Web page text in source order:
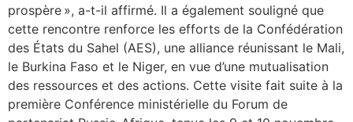
prospère », a-t-il affirmé. Il a également souligné que
cette rencontre renforce les efforts de la Confédération
des États du Sahel (AES), une alliance réunissant le Mali,
le Burkina Faso et le Niger, en vue d’une mutualisation
des ressources et des actions. Cette visite fait suite à la
première Conférence ministérielle du Forum de